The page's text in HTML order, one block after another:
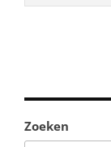
Zoeken